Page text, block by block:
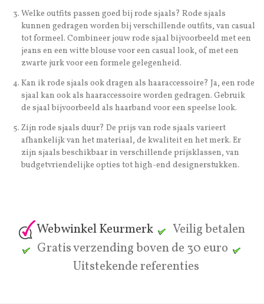
Welke outfits passen goed bij rode sjaals? Rode sjaals
kunnen gedragen worden bij verschillende outfits, van casual
tot formeel. Combineer jouw rode sjaal bijvoorbeeld met een
jeans en een witte blouse voor een casual look, of met een
zwarte jurk voor een formele gelegenheid.
Kan ik rode sjaals ook dragen als haaraccessoire? Ja, een rode
sjaal kan ook als haaraccessoire worden gedragen. Gebruik
de sjaal bijvoorbeeld als haarband voor een speelse look.
Zijn rode sjaals duur? De prijs van rode sjaals varieert
afhankelijk van het materiaal, de kwaliteit en het merk. Er
zijn sjaals beschikbaar in verschillende prijsklassen, van
budgetvriendelijke opties tot high-end designerstukken.
Webwinkel Keurmerk
Veilig betalen
Gratis verzending boven de 30 euro
Uitstekende referenties